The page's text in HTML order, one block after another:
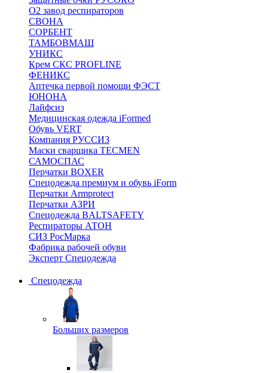
О2 завод респираторов
СВОНА
СОРБЕНТ
ТАМБОВМАШ
УНИКС
Крем СКС PROFLINE
ФЕНИКС
Аптечка первой помощи ФЭСТ
ЮНОНА
Лайфсиз
Медицинская одежда iFormed
Обувь VERT
Компания РУССИЗ
Маски сварщика TECMEN
САМОСПАС
Перчатки BOXER
Спецодежда премиум и обувь iForm
Перчатки Armprotect
Перчатки АЗРИ
Спецодежда BALTSAFETY
Респираторы АТОН
СИЗ РосМарка
Фабрика рабочей обуви
Эксперт Спецодежда
Спецодежда
Больших размеров